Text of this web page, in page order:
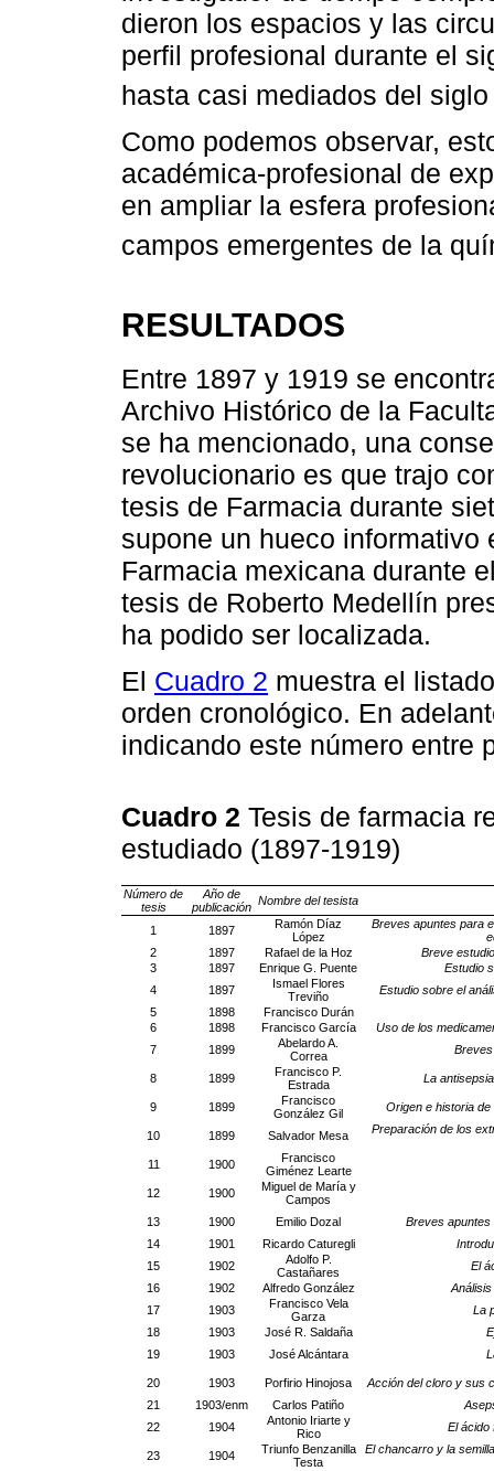
dieron los espacios y las
perfil profesional durante el
hasta casi mediados del
Como podemos observar,
académica-profesional de
en ampliar la esfera
campos emergentes de la
RESULTADOS
Entre 1897 y 1919 se
Archivo Histórico de la
se ha mencionado, una
revolucionario es que trajo
tesis de Farmacia durante
supone un hueco
Farmacia mexicana durante
tesis de Roberto Medellín
ha podido ser localizada.
El Cuadro 2 muestra el
orden cronológico. En
indicando este número entre
Cuadro 2 Tesis de farmacia
estudiado (1897-1919)
Número de
tesis
Año de
publicación Nombre del tesista
1 1897
Ramón Díaz
López
Breves apuntes para
2
1897 Rafael de la Hoz
Breve
3
1897 Enrique G. Puente
Estudio
4
1897
Ismael Flores
Treviño
Estudio sobre el
5
1898
Francisco Durán
6
1898 Francisco García
Uso de los
7
1899
Abelardo A.
Correa
8 1899
Francisco P.
Estrada
La
9 1899
Francisco
González Gil
Origen e historia
10 1899 Salvador Mesa Preparación de los
11 1900
Francisco
Giménez Learte
12
1900
Miguel de María y
Campos
13
1900 Emilio Dozal
Breves apuntes
14
1901 Ricardo Caturegli
15
1902
Adolfo P.
Castañares
El
16
1902 Alfredo González
17
1903
Francisco Vela
Garza
La
18
1903 José R. Saldaña
19
1903 José Alcántara
20 1903 Porfirio Hinojosa
Acción del cloro y sus
21
1903/enm Carlos Patiño
22
1904
Antonio Iriarte y
Rico
El ácido
23 1904
Triunfo Benzanilla
Testa
El chancarro y la